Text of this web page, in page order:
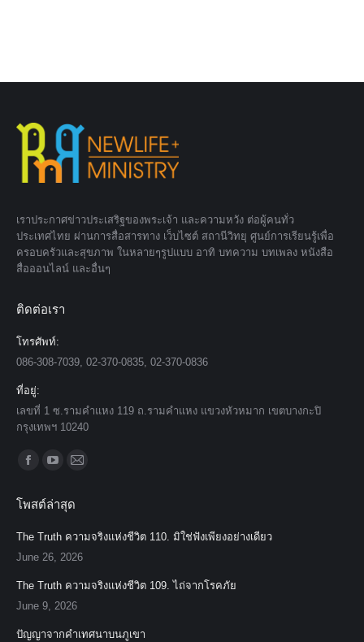
เราประกาศข่าวประเสริฐของพระเจ้า และความหวัง ต่อผู้คนทั่ว
ประเทศไทย ผ่านการสื่อสารทาง เว็บไซต์ สถานีวิทยุ ศูนย์การเรียนรู้เพื่อ
ครอบครัวและสุขภาพ ในหลายๆรูปแบบ อาทิ บทความ บทเพลง หนังสือ
สื่อออนไลน์ และอื่นๆ
ติดต่อเรา
โทรศัพท์:
086-308-7039, 02-370-0835, 02-370-0836
ที่อยู่:
เลขที่ 1 ซ.รามคำแหง 119 ถ.รามคำแหง แขวงหัวหมาก เขตบางกะปิ
กรุงเทพฯ 10240
Find us on:
opens
in
new
opens
in
new
in
new
โพสต์ล่าสุด
The Truth ความจริงแห่งชีวิต 110. มิใช่ฟังเพียงอย่างเดียว
June 26, 2026
The Truth ความจริงแห่งชีวิต 109. ไถ่จากโรคภัย
June 9, 2026
ปัญญาจากคำเทศนาบนภูเขา